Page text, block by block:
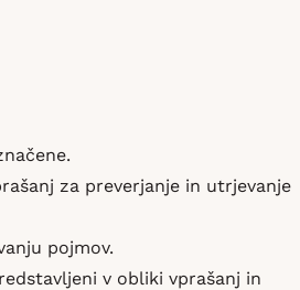
za preverjanje in utrjevanje
pojmov.
v obliki vprašanj in